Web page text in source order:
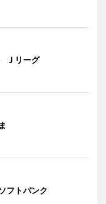
Ｊリーグ
フトバンク